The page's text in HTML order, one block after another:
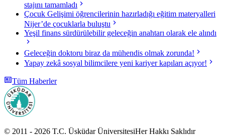
stajını tamamladı
Çocuk Gelişimi öğrencilerinin hazırladığı eğitim materyalleri
Nijer’de çocuklarla buluştu
Yeşil finans sürdürülebilir geleceğin anahtarı olarak ele alındı
Geleceğin doktoru biraz da mühendis olmak zorunda!
Yapay zekâ sosyal bilimcilere yeni kariyer kapıları açıyor!
Tüm Haberler
© 2011 - 2026 T.C. Üsküdar ÜniversitesiHer Hakkı Saklıdır